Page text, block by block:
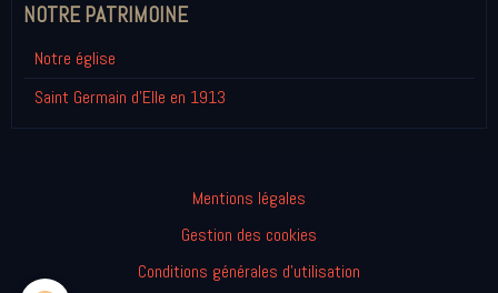
NOTRE PATRIMOINE
Notre église
Saint Germain d'Elle en 1913
Mentions légales
Gestion des cookies
Conditions générales d'utilisation